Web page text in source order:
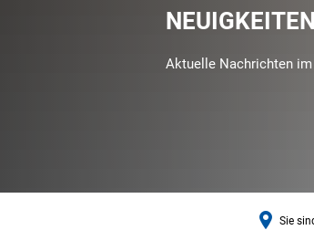
NEUIGKEITEN
Aktuelle Nachrichten
Sie